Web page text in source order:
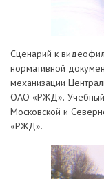
Сценарий к
нормативной
механизации
ОАО «РЖД». Учебный
Московской и
«РЖД».